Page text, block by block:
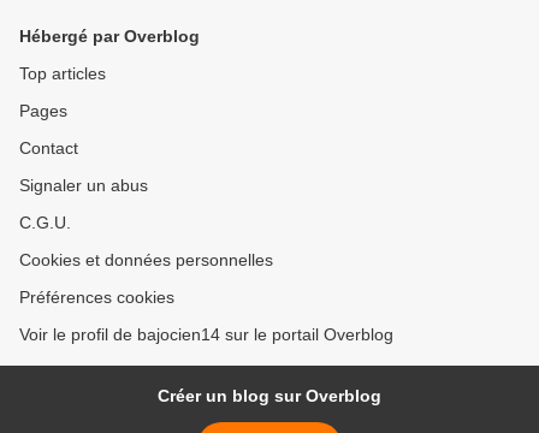
Hébergé par Overblog
Top articles
Pages
Contact
Signaler un abus
C.G.U.
Cookies et données personnelles
Préférences cookies
Voir le profil de bajocien14 sur le portail Overblog
Créer un blog sur Overblog